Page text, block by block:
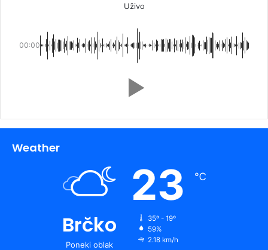
Uživo
00:00
Weather
Brčko
Poneki oblak
23 ℃
35º - 19º
59%
2.18 km/h